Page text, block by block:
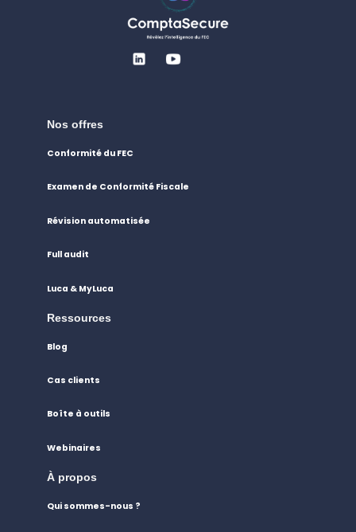
Nos offres
Conformité du FEC
Examen de Conformité Fiscale
Révision automatisée
Full audit
Luca & MyLuca
Ressources
Blog
Cas clients
Boîte à outils
Webinaires
À propos
Qui sommes-nous ?